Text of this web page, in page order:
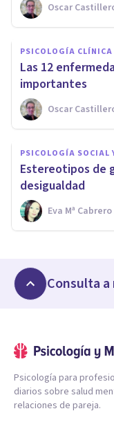
Oscar
PSICOLOGÍA CLÍNICA
Las 12
importantes
Oscar
PSICOLOGÍA SOCIAL
Estereotipos de
desigualdad
Eva Mª
Consulta
Psicología para
diarios sobre salud
relaciones de pareja.